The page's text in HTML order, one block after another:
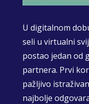
U digitalnom
seli u virtualni
postao jedan od
partnera. Prvi
pažljivo
najbolje